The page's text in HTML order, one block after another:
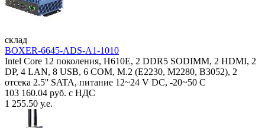
склад
BOXER-6645-ADS-A1-1010
Intel Core 12 поколения, H610E, 2 DDR5 SODIMM, 2 HDMI, 2
DP, 4 LAN, 8 USB, 6 COM, M.2 (E2230, M2280, B3052), 2
отсека 2.5'' SATA, питание 12~24 V DC, -20~50 C
103 160.04 руб. с НДС
1 255.50 у.е.